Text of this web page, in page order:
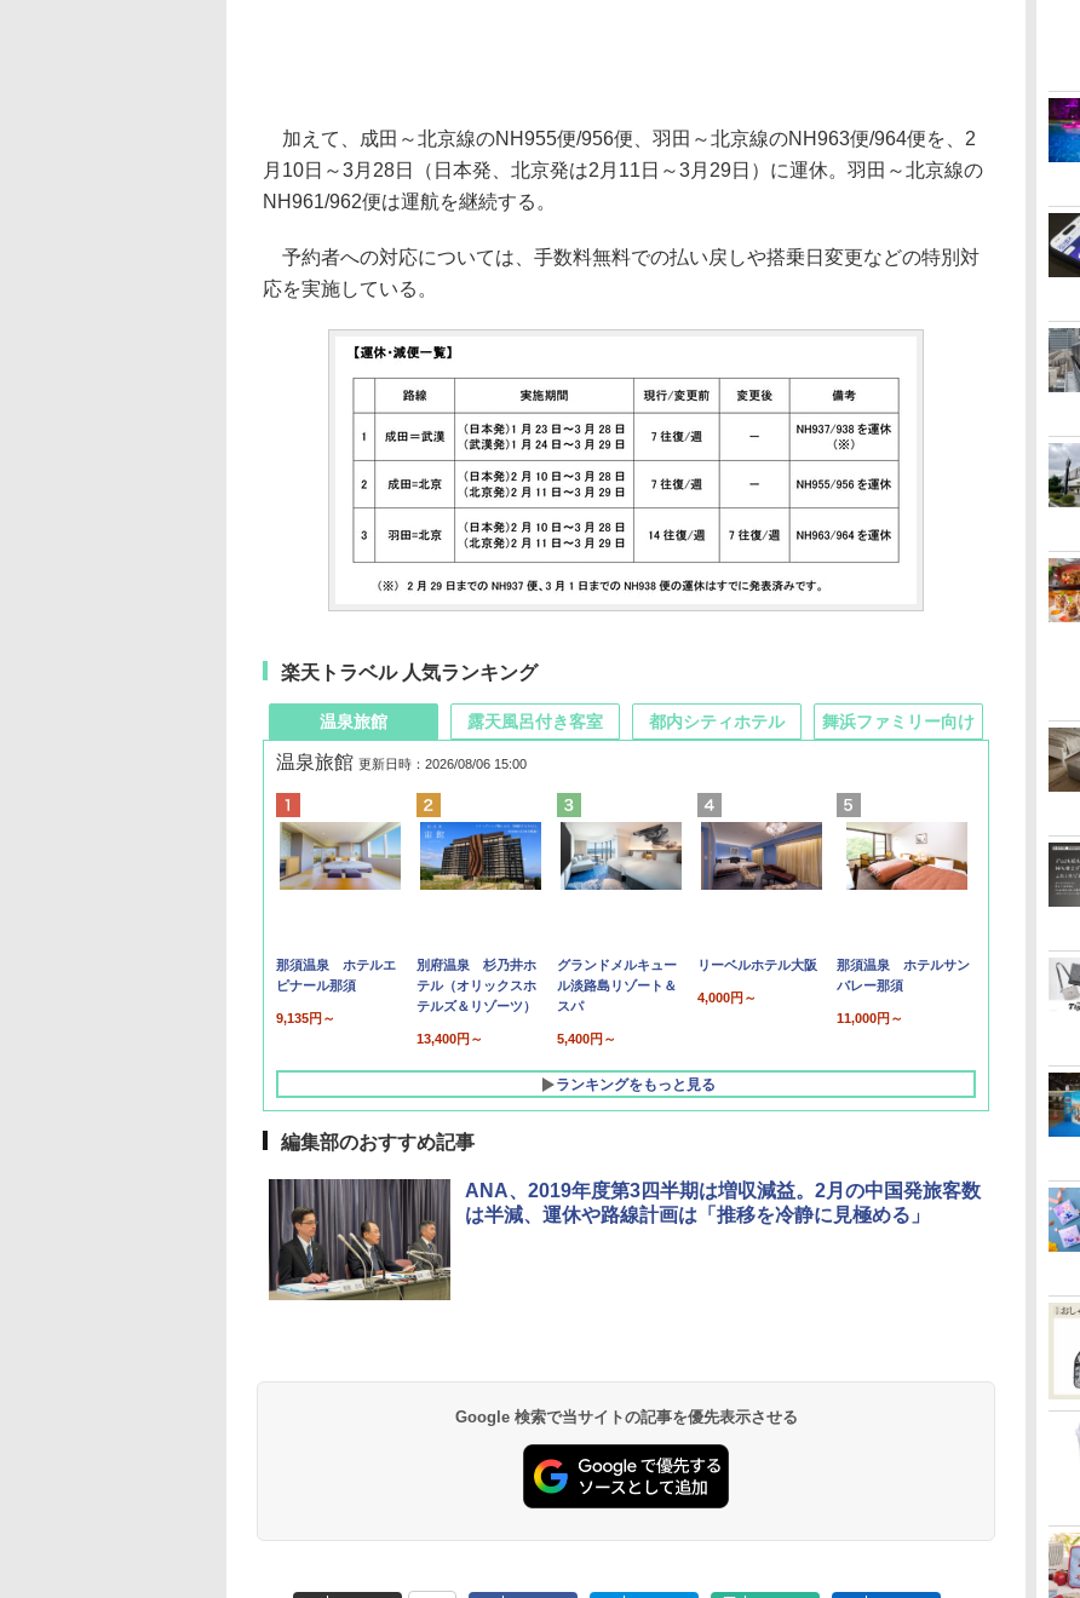
加えて、成田～北京線のNH955便/956便、羽田～北京線のNH963便/964便を、2
月10日～3月28日（日本発、北京発は2月11日～3月29日）に運休。羽田～北京線の
NH961/962便は運航を継続する。
予約者への対応については、手数料無料での払い戻しや搭乗日変更などの特別対
応を実施している。
楽天トラベル 人気ランキング
温泉旅館
温泉旅館 更新日時：2026/08/06 15:00
那須温泉 ホテルエ
ピナール那須
9,135円～
別府温泉 杉乃井ホ
テル（オリックスホ
テルズ＆リゾーツ）
13,400円～
グランドメルキュー
ル淡路島リゾート＆
スパ
5,400円～
リーベルホテル大阪
4,000円～
那須温泉 ホテルサン
バレー那須
11,000円～
ランキングをもっと見る
露天風呂付き客室
10,450円～
19,541円～
都内シティホテル 舞浜ファミリー向け
7,950円～
5,758円～
編集部のおすすめ記事
ANA、2019年度第3四半期は増収減益。2月の中国発旅客数
は半減、運休や路線計画は「推移を冷静に見極める」
Google 検索で当サイトの記事を優先表示させる